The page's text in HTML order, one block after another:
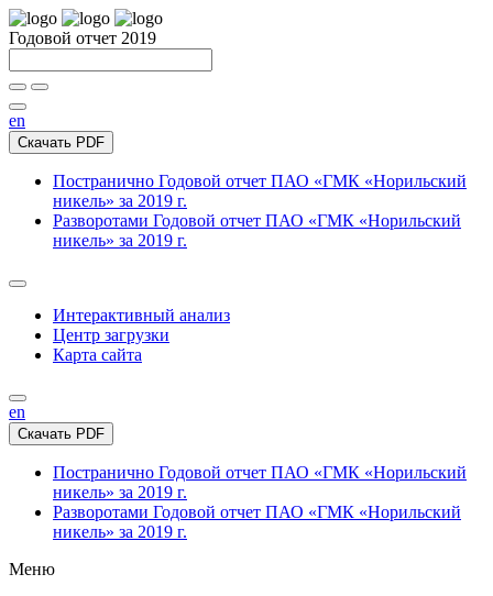
Годовой отчет 2019
en
Скачать PDF
Постранично Годовой отчет ПАО «ГМК «Норильский
никель» за 2019 г.
Разворотами Годовой отчет ПАО «ГМК «Норильский
никель» за 2019 г.
Интерактивный анализ
Центр загрузки
Карта сайта
en
Скачать PDF
Постранично Годовой отчет ПАО «ГМК «Норильский
никель» за 2019 г.
Разворотами Годовой отчет ПАО «ГМК «Норильский
никель» за 2019 г.
Меню